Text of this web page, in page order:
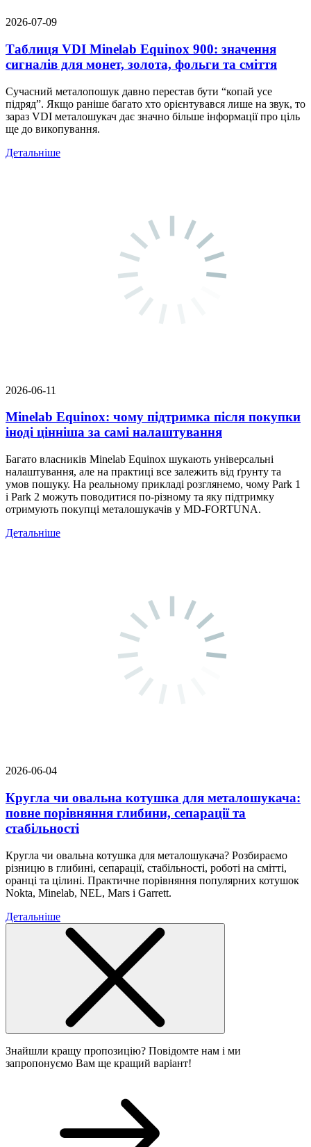
2026-07-09
Таблиця VDI Minelab Equinox 900: значення
сигналів для монет, золота, фольги та сміття
Сучасний металопошук давно перестав бути “копай усе
підряд”. Якщо раніше багато хто орієнтувався лише на звук, то
зараз VDI металошукач дає значно більше інформації про ціль
ще до викопування.
Детальніше
2026-06-11
Minelab Equinox: чому підтримка після покупки
іноді цінніша за самі налаштування
Багато власників Minelab Equinox шукають універсальні
налаштування, але на практиці все залежить від ґрунту та
умов пошуку. На реальному прикладі розглянемо, чому Park 1
і Park 2 можуть поводитися по-різному та яку підтримку
отримують покупці металошукачів у MD-FORTUNA.
Детальніше
2026-06-04
Кругла чи овальна котушка для металошукача:
повне порівняння глибини, сепарації та
стабільності
Кругла чи овальна котушка для металошукача? Розбираємо
різницю в глибині, сепарації, стабільності, роботі на смітті,
оранці та цілині. Практичне порівняння популярних котушок
Nokta, Minelab, NEL, Mars і Garrett.
Детальніше
Знайшли кращу пропозицію? Повідомте нам і ми
запропонуємо Вам ще кращий варіант!